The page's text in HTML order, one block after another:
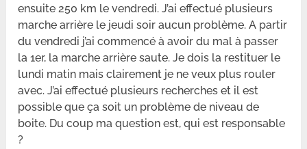
ensuite 250 km le vendredi. J’ai effectué plusieurs
marche arrière le jeudi soir aucun problème. A partir
du vendredi j’ai commencé à avoir du mal à passer
la 1er, la marche arrière saute. Je dois la restituer le
lundi matin mais clairement je ne veux plus rouler
avec. J’ai effectué plusieurs recherches et il est
possible que ça soit un problème de niveau de
boite. Du coup ma question est, qui est responsable
?